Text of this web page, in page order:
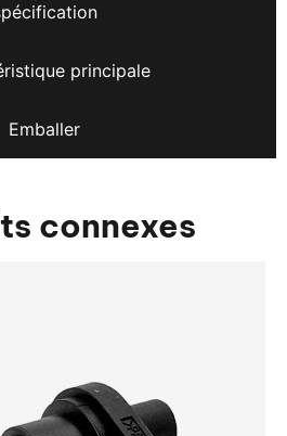
principale
Emballer
connexes